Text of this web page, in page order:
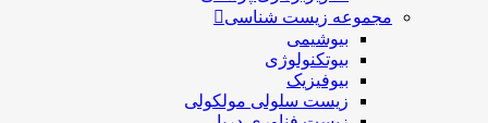
مجموعه زیست شناسی
بیوشیمی
بیوتکنولوژی
بیوفیزیک
زیست سلولی مولکولی